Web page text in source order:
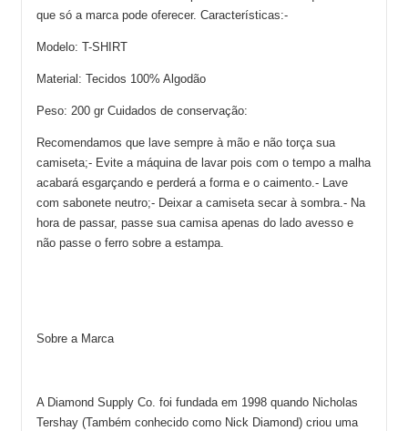
que só a marca pode oferecer. Características:-
Modelo: T-SHIRT
Material: Tecidos 100% Algodão
Peso: 200 gr Cuidados de conservação:
Recomendamos que lave sempre à mão e não torça sua
camiseta;- Evite a máquina de lavar pois com o tempo a malha
acabará esgarçando e perderá a forma e o caimento.- Lave
com sabonete neutro;- Deixar a camiseta secar à sombra.- Na
hora de passar, passe sua camisa apenas do lado avesso e
não passe o ferro sobre a estampa.
Sobre a Marca
A Diamond Supply Co. foi fundada em 1998 quando Nicholas
Tershay (Também conhecido como Nick Diamond) criou uma